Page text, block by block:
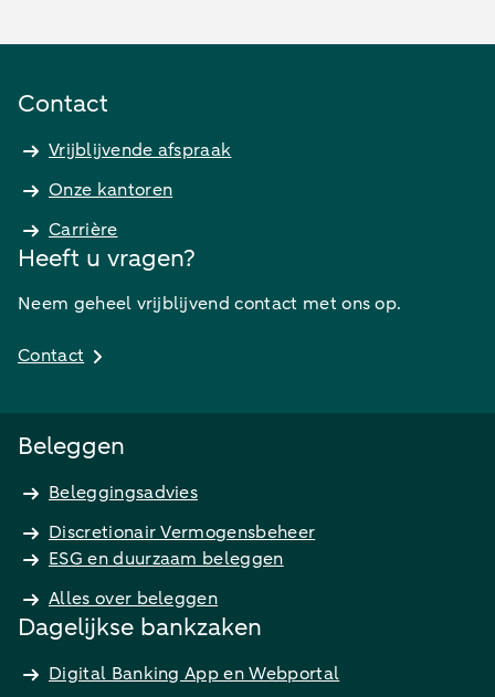
Contact
Vrijblijvende afspraak
Onze kantoren
Carrière
Heeft u vragen?
Neem geheel vrijblijvend contact met ons op.
Contact
Beleggen
Beleggingsadvies
Discretionair Vermogensbeheer
ESG en duurzaam beleggen
Alles over beleggen
Dagelijkse bankzaken
Digital Banking App en Webportal